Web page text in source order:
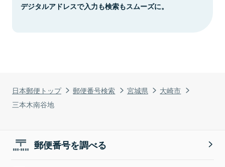
日本郵便トップ 郵便番号検索 宮城県
大崎市
三本木南谷地
デジタルアドレスで入力も検索もスムーズに。
郵便番号を調べる